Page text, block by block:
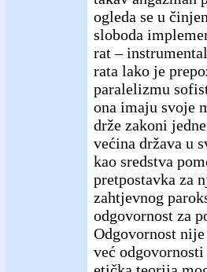
ogleda se u
sloboda
rat –
rata lako je
paralelizmu
ona imaju svoje
drže zakoni
većina država u
kao sredstva
pretpostavka za
zahtjevnog
odgovornost za
Odgovornost
već